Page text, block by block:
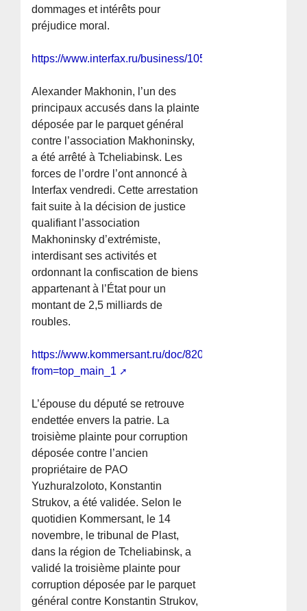
dommages et intérêts pour
préjudice moral.
https://www.interfax.ru/business/1058088
Alexander Makhonin, l’un des
principaux accusés dans la plainte
déposée par le parquet général
contre l’association Makhoninsky,
a été arrêté à Tcheliabinsk. Les
forces de l’ordre l’ont annoncé à
Interfax vendredi. Cette arrestation
fait suite à la décision de justice
qualifiant l’association
Makhoninsky d’extrémiste,
interdisant ses activités et
ordonnant la confiscation de biens
appartenant à l’État pour un
montant de 2,5 milliards de
roubles.
https://www.kommersant.ru/doc/8209187?
from=top_main_1
L’épouse du député se retrouve
endettée envers la patrie. La
troisième plainte pour corruption
déposée contre l’ancien
propriétaire de PAO
Yuzhuralzoloto, Konstantin
Strukov, a été validée. Selon le
quotidien Kommersant, le 14
novembre, le tribunal de Plast,
dans la région de Tcheliabinsk, a
validé la troisième plainte pour
corruption déposée par le parquet
général contre Konstantin Strukov,